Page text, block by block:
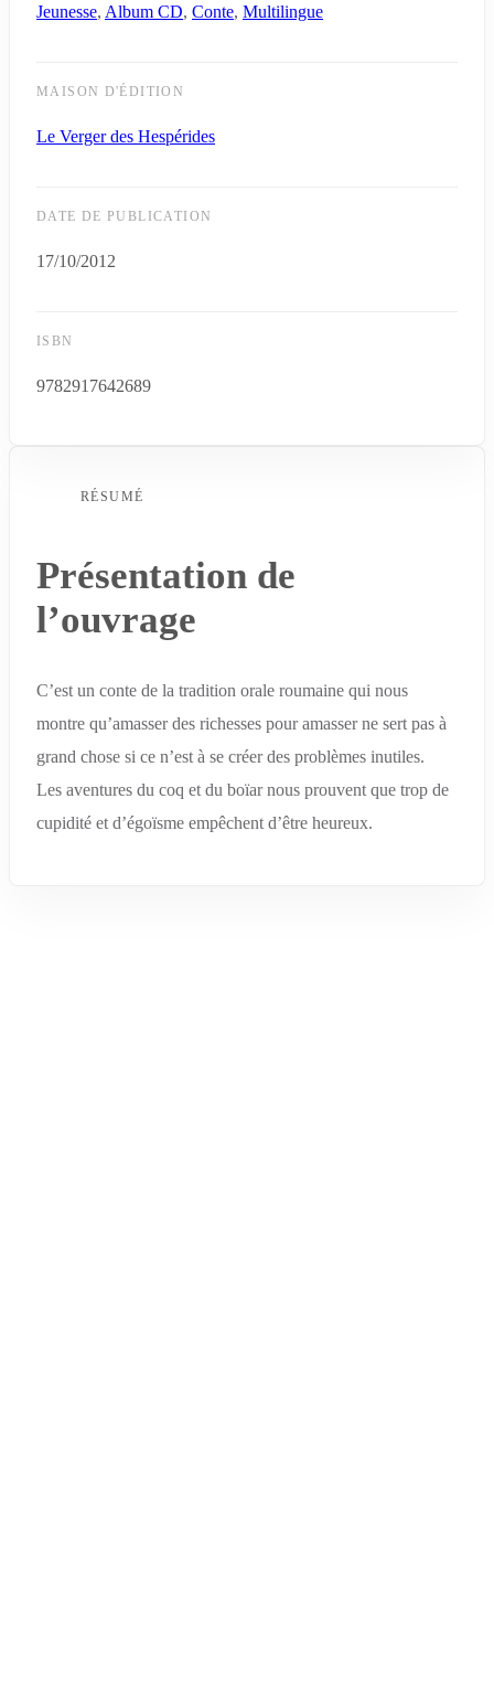
Jeunesse, Album CD, Conte, Multilingue
MAISON D'ÉDITION
Le Verger des Hespérides
DATE DE PUBLICATION
17/10/2012
ISBN
9782917642689
RÉSUMÉ
Présentation de
l’ouvrage
C’est un conte de la tradition orale roumaine qui nous
montre qu’amasser des richesses pour amasser ne sert pas à
grand chose si ce n’est à se créer des problèmes inutiles.
Les aventures du coq et du boïar nous prouvent que trop de
cupidité et d’égoïsme empêchent d’être heureux.